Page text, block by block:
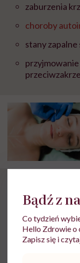
zaburzenia
choroby
stany zapalne
Zabieg
cena
Bądź z
Co tydzień
Hello Zdrowie o
Zapisz się i